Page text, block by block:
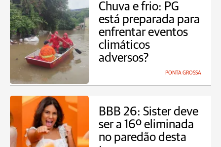
Chuva e frio: PG
está preparada para
enfrentar eventos
climáticos
adversos?
PONTA GROSSA
BBB 26: Sister deve
ser a 16º eliminada
no paredão desta